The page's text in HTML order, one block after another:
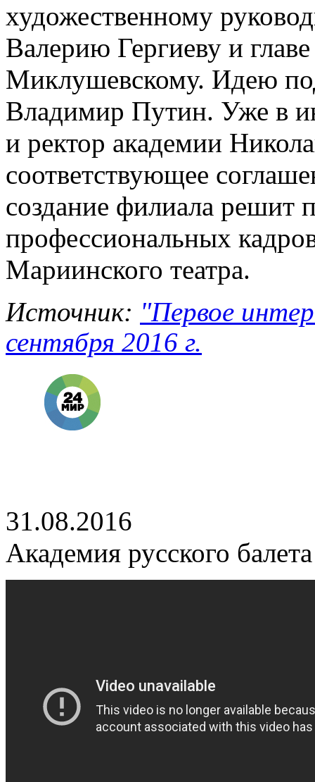
художественному
Валерию Гергиеву и
Миклушевскому. Идею
Владимир Путин. Уже в
и ректор академии
соответствующее
создание филиала решит
профессиональных
Мариинского театра.
Источник: "Первое
сентября 2016 г.
31.08.2016
Академия русского